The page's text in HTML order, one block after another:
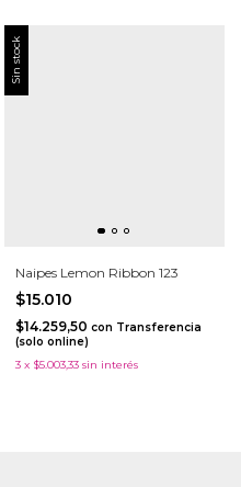
Sin stock
Naipes Lemon Ribbon 123
$15.010
$14.259,50 con Transferencia
(solo online)
3 x $5.003,33 sin interés